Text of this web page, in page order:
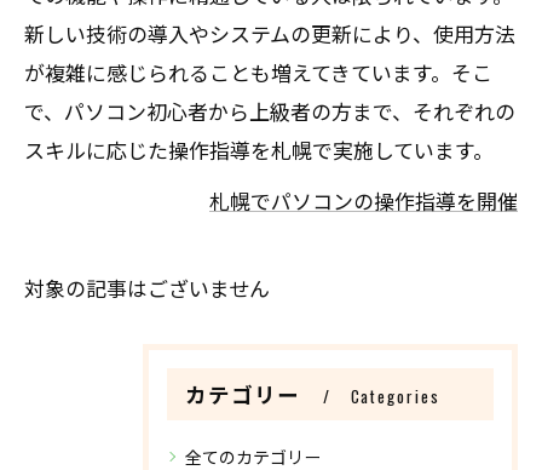
新しい技術の導入やシステムの更新により、使用方法
が複雑に感じられることも増えてきています。そこ
で、パソコン初心者から上級者の方まで、それぞれの
スキルに応じた操作指導を札幌で実施しています。
札幌でパソコンの操作指導を開催
対象の記事はございません
カテゴリー Categories
全てのカテゴリー